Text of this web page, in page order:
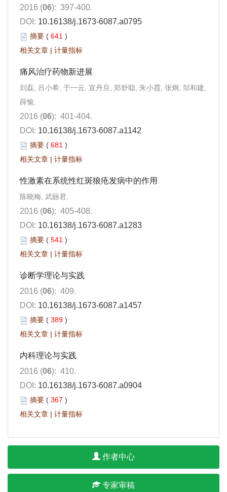
2016 (06): 397-400.
DOI: 10.16138/j.1673-6087.a0795
摘要 ( 641 )
相关文章 | 计量指标
痛风治疗药物新进展
刘磊, 吕小希, 于一云, 宣丹旦, 郑舒聪, 朱小霞, 张炯, 邹和建,
薛愉,
2016 (06): 401-404.
DOI: 10.16138/j.1673-6087.a1142
摘要 ( 681 )
相关文章 | 计量指标
性激素在系统性红斑狼疮发病中的作用
陈晓梅, 武丽君,
2016 (06): 405-408.
DOI: 10.16138/j.1673-6087.a1283
摘要 ( 541 )
相关文章 | 计量指标
诊断学理论与实践
2016 (06): 409.
DOI: 10.16138/j.1673-6087.a1457
摘要 ( 389 )
相关文章 | 计量指标
内科理论与实践
2016 (06): 410.
DOI: 10.16138/j.1673-6087.a0904
摘要 ( 367 )
相关文章 | 计量指标
作者中心
专家审稿